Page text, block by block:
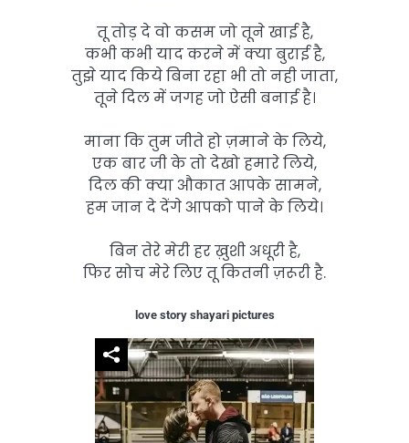
तू तोड़ दे वो कसम जो तूने खाई है,
कभी कभी याद करने में क्या बुराई है,
तुझे याद किये बिना रहा भी तो नही जाता,
तूने दिल में जगह जो ऐसी बनाई है।
माना कि तुम जीते हो ज़माने के लिये,
एक बार जी के तो देखो हमारे लिये,
दिल की क्या औकात आपके सामने,
हम जान दे देंगे आपको पाने के लिये।
बिन तेरे मेरी हर ख़ुशी अधूरी है,
फिर सोच मेरे लिए तू कितनी ज़रूरी है.
love story shayari pictures